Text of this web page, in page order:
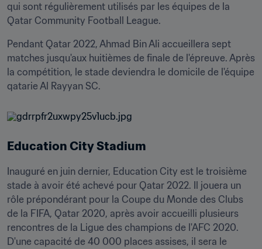
qui sont régulièrement utilisés par les équipes de la
Qatar Community Football League.
Pendant Qatar 2022, Ahmad Bin Ali accueillera sept
matches jusqu'aux huitièmes de finale de l'épreuve. Après
la compétition, le stade deviendra le domicile de l'équipe
qatarie Al Rayyan SC.
Education City Stadium
Inauguré en juin dernier, Education City est le troisième
stade à avoir été achevé pour Qatar 2022. Il jouera un
rôle prépondérant pour la Coupe du Monde des Clubs
de la FIFA, Qatar 2020, après avoir accueilli plusieurs
rencontres de la Ligue des champions de l'AFC 2020.
D'une capacité de 40 000 places assises, il sera le